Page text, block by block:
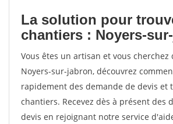
La solution pour
chantiers : Noyers-
Vous êtes un artisan et vous cherchez
Noyers-sur-jabron, découvrez
rapidement des demande de devis et
chantiers. Recevez dès à présent des
devis en rejoignant notre service